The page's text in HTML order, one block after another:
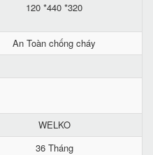
120 *440 *320
An Toàn chống cháy
WELKO
36 Tháng